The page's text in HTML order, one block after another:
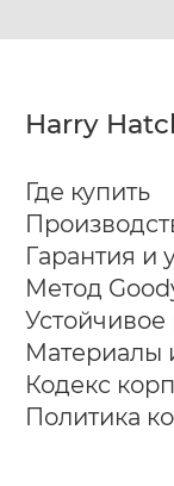
Harry
Где купить
Гарантия и
Метод
Устойчивое
Материалы
Кодекс
Политика